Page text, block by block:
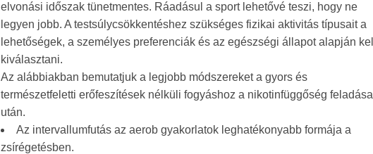
elvonási időszak tünetmentes. Ráadásul a sport lehetővé teszi, hogy ne
legyen jobb. A testsúlycsökkentéshez szükséges fizikai aktivitás típusait a
lehetőségek, a személyes preferenciák és az egészségi állapot alapján kell
kiválasztani.
Az alábbiakban bemutatjuk a legjobb módszereket a gyors és
természetfeletti erőfeszítések nélküli fogyáshoz a nikotinfüggőség feladása
után.
Az intervallumfutás az aerob gyakorlatok leghatékonyabb formája a
zsírégetésben.